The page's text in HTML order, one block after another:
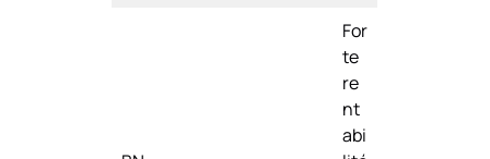
For
te
re
nt
abi